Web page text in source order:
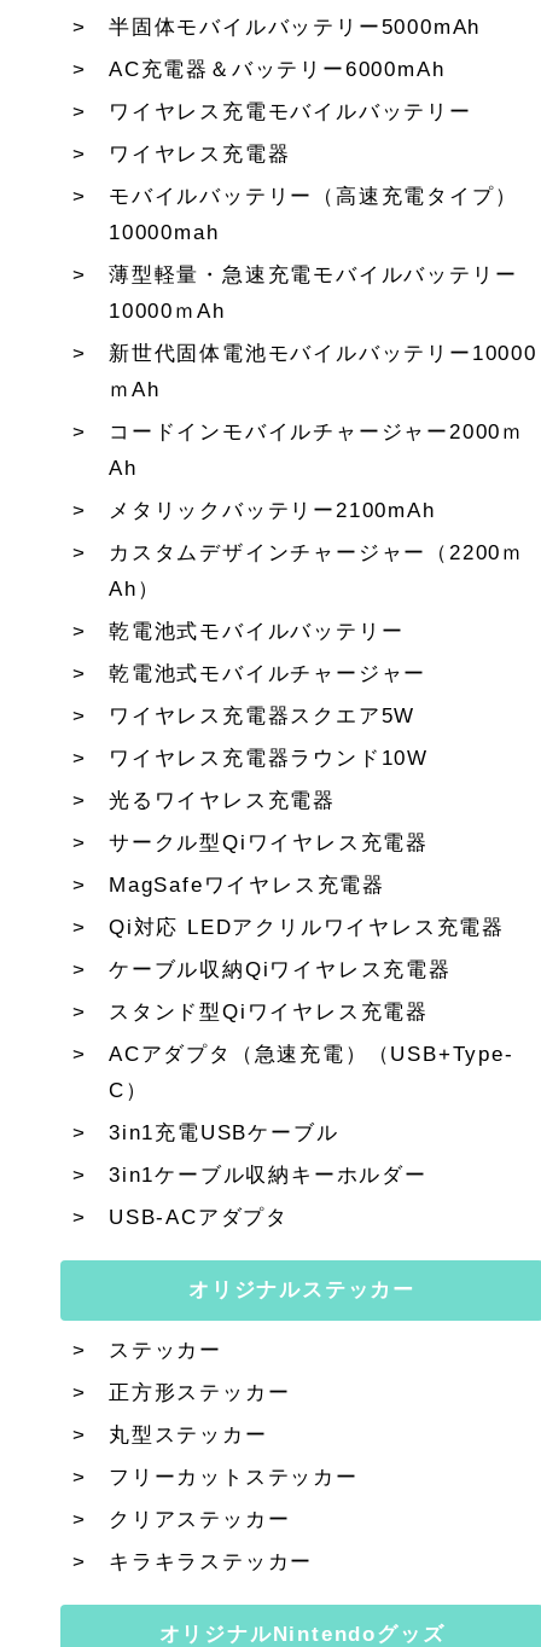
半固体モバイルバッテリー5000mAh
AC充電器＆バッテリー6000mAh
ワイヤレス充電モバイルバッテリー
ワイヤレス充電器
モバイルバッテリー（高速充電タイプ）
10000mah
薄型軽量・急速充電モバイルバッテリー
10000ｍAh
新世代固体電池モバイルバッテリー10000
ｍAh
コードインモバイルチャージャー2000ｍ
Ah
メタリックバッテリー2100mAh
カスタムデザインチャージャー（2200ｍ
Ah）
乾電池式モバイルバッテリー
乾電池式モバイルチャージャー
ワイヤレス充電器スクエア5W
ワイヤレス充電器ラウンド10W
光るワイヤレス充電器
サークル型Qiワイヤレス充電器
MagSafeワイヤレス充電器
Qi対応 LEDアクリルワイヤレス充電器
ケーブル収納Qiワイヤレス充電器
スタンド型Qiワイヤレス充電器
ACアダプタ（急速充電）（USB+Type-
C）
3in1充電USBケーブル
3in1ケーブル収納キーホルダー
USB-ACアダプタ
オリジナルステッカー
ステッカー
正方形ステッカー
丸型ステッカー
フリーカットステッカー
クリアステッカー
キラキラステッカー
オリジナルNintendoグッズ